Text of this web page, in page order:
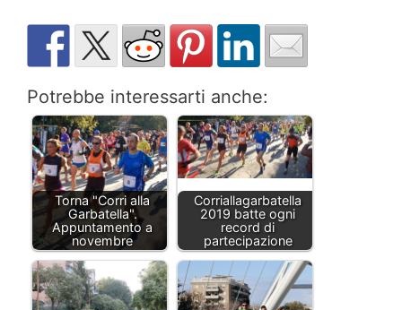
Potrebbe interessarti anche:
Torna "Corri alla
Garbatella".
Appuntamento a
novembre
Corriallagarbatella
2019 batte ogni
record di
partecipazione